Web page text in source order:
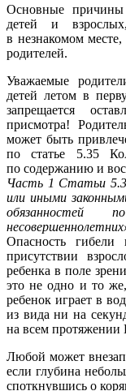
Основные причины
детей и
в незнакомом
родителей.
Уважаемые
детей летом в
запрещается
присмотра!
может быть
по статье 5.35
по содержанию и
Часть 1 Статьи
или иными
обязанностей
Опасность
присутствии
ребенка в поле
это не одно и то же,
ребенок играет в
из вида ни на
на всем
Любой может
если глубина
споткнувшись о